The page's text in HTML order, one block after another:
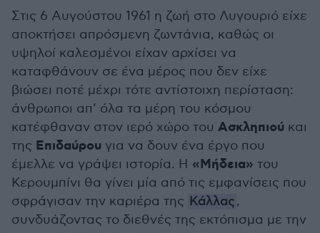
Στις 6 Αυγούστου 1961 η ζωή στο Λυγουριό είχε
αποκτήσει απρόσμενη ζωντάνια, καθώς οι
υψηλοί καλεσμένοι είχαν αρχίσει να
καταφθάνουν σε ένα μέρος που δεν είχε
βιώσει ποτέ μέχρι τότε αντίστοιχη περίσταση:
άνθρωποι απ’ όλα τα μέρη του κόσμου
κατέφθαναν στον ιερό χώρο του Ασκληπιού και
της Επιδαύρου για να δουν ένα έργο που
έμελλε να γράψει ιστορία. Η «Μήδεια» του
Κερουμπίνι θα γίνει μία από τις εμφανίσεις που
σφράγισαν την καριέρα της Κάλλας,
συνδυάζοντας το διεθνές της εκτόπισμα με την